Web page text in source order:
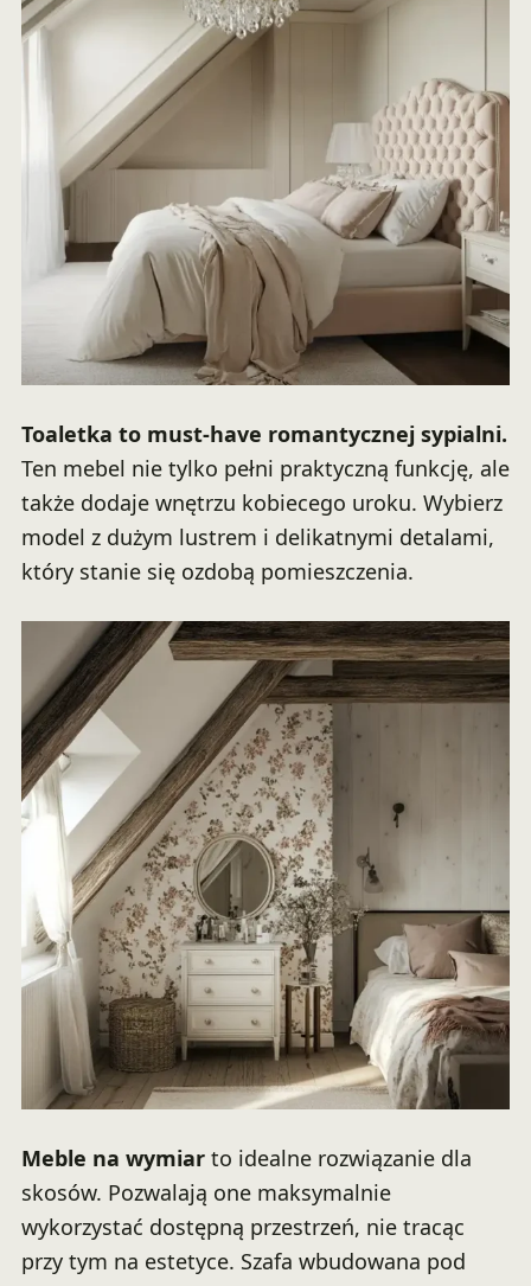
Toaletka to must-have romantycznej sypialni.
Ten mebel nie tylko pełni praktyczną funkcję, ale
także dodaje wnętrzu kobiecego uroku. Wybierz
model z dużym lustrem i delikatnymi detalami,
który stanie się ozdobą pomieszczenia.
Meble na wymiar to idealne rozwiązanie dla
skosów. Pozwalają one maksymalnie
wykorzystać dostępną przestrzeń, nie tracąc
przy tym na estetyce. Szafa wbudowana pod